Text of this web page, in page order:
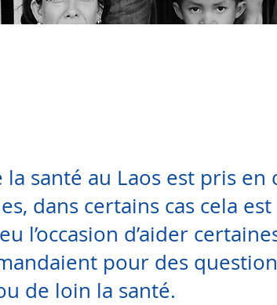
santé au Laos est pris en
dans certains cas cela est
l’occasion d’aider
pour des
de loin la santé.